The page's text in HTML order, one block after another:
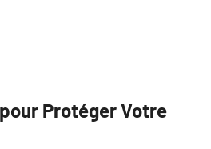
Protéger Votre